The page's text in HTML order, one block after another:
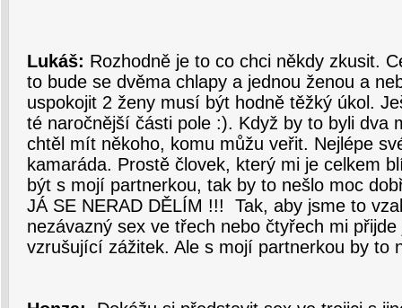
Lukáš: Rozhodně je to co chci někdy zkusit.
to bude se dvěma chlapy a jednou ženou a
uspokojit 2 ženy musí být hodně těžký úkol.
té naročnější části pole :). Když by to byli dva
chtěl mít někoho, komu můžu veřit. Nejlépe
kamaráda. Prostě človek, který mi je celkem
být s mojí partnerkou, tak by to nešlo moc
JÁ SE NERAD DĚLÍM !!! Tak, aby jsme to
nezávazný sex ve třech nebo čtyřech mi
vzrušující zážitek. Ale s mojí partnerkou by to